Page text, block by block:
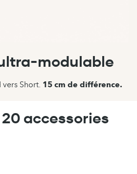
modulable
Short. 15 cm de différence.
accessories